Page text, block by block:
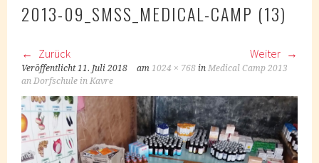
2013-09_SMSS_MEDICAL-CAMP (13)
Zurück Weiter
Veröffentlicht11. Juli 2018 am1024 × 768 inMedical Camp 2013
an Dorfschule in Kavre